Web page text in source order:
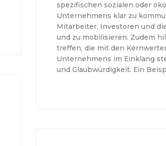
spezifischen sozialen oder
Unternehmens klar zu
Mitarbeiter, Investoren und
und zu mobilisieren. Zudem
treffen, die mit den
Unternehmens im Einklang
und Glaubwürdigkeit. Ein